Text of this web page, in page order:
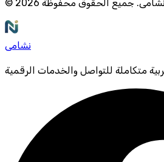
© 2026 نشامى. جميع الحقوق محفوظة
نشامى
متكاملة للتواصل والخدمات الرقمية